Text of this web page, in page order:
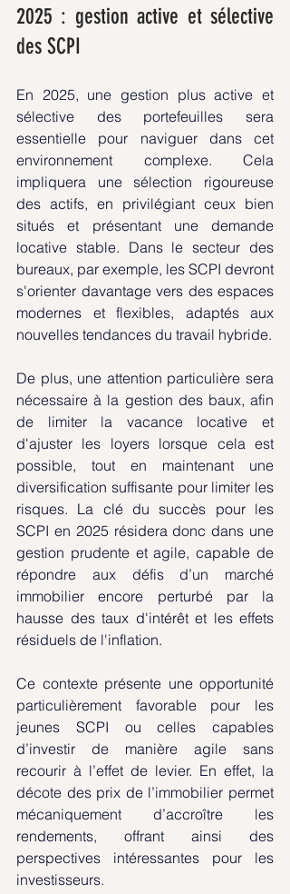
2025 : gestion active et sélective
des SCPI
En 2025, une gestion plus active et
sélective des portefeuilles sera
essentielle pour naviguer dans cet
environnement complexe. Cela
impliquera une sélection rigoureuse
des actifs, en privilégiant ceux bien
situés et présentant une demande
locative stable. Dans le secteur des
bureaux, par exemple, les SCPI devront
s'orienter davantage vers des espaces
modernes et flexibles, adaptés aux
nouvelles tendances du travail hybride.
De plus, une attention particulière sera
nécessaire à la gestion des baux, afin
de limiter la vacance locative et
d'ajuster les loyers lorsque cela est
possible, tout en maintenant une
diversification suffisante pour limiter les
risques. La clé du succès pour les
SCPI en 2025 résidera donc dans une
gestion prudente et agile, capable de
répondre aux défis d’un marché
immobilier encore perturbé par la
hausse des taux d'intérêt et les effets
résiduels de l'inflation.
Ce contexte présente une opportunité
particulièrement favorable pour les
jeunes SCPI ou celles capables
d’investir de manière agile sans
recourir à l’effet de levier. En effet, la
décote des prix de l’immobilier permet
mécaniquement d’accroître les
rendements, offrant ainsi des
perspectives intéressantes pour les
investisseurs.